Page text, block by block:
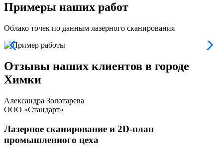
Примеры наших работ
Облако точек по данным лазерного сканирования
Отзывы наших клиентов в городе
Химки
Александра Золотарева
ООО «Стандарт»
Лазерное сканирование и 2D-план
промышленного цеха